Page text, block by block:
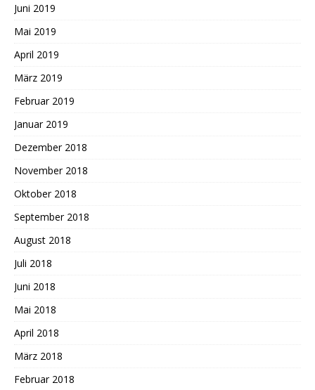
Juni 2019
Mai 2019
April 2019
März 2019
Februar 2019
Januar 2019
Dezember 2018
November 2018
Oktober 2018
September 2018
August 2018
Juli 2018
Juni 2018
Mai 2018
April 2018
März 2018
Februar 2018